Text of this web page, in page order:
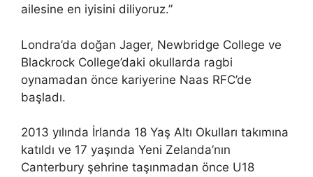
ailesine en iyisini diliyoruz.”
Londra’da doğan Jager, Newbridge College ve
Blackrock College’daki okullarda ragbi
oynamadan önce kariyerine Naas RFC’de
başladı.
2013 yılında İrlanda 18 Yaş Altı Okulları takımına
katıldı ve 17 yaşında Yeni Zelanda’nın
Canterbury şehrine taşınmadan önce U18